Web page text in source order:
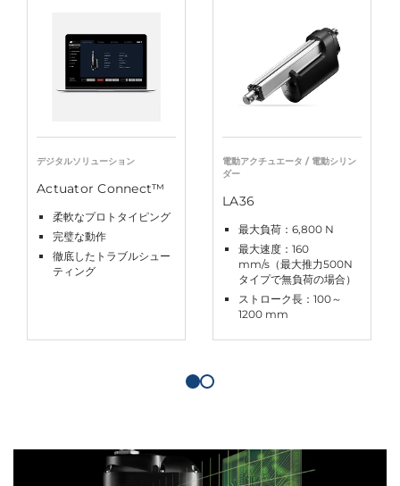
デジタルソリューション
Actuator Connect™
柔軟なプロトタイピング
完璧な動作
徹底したトラブルシュー
ティング
電動アクチュエータ / 電動シリン
ダー
LA36
最大負荷：6,800 N
最大速度：160
mm/s（最大推力500N
タイプで無負荷の場合）
ストローク長：100～
1200 mm